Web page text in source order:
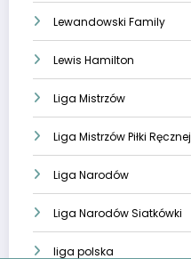
Lewandowski Family
Lewis Hamilton
Liga Mistrzów
Liga Mistrzów Piłki Ręcznej
Liga Narodów
Liga Narodów Siatkówki
liga polska